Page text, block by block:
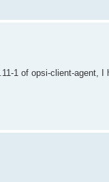
1 of opsi-client-agent,